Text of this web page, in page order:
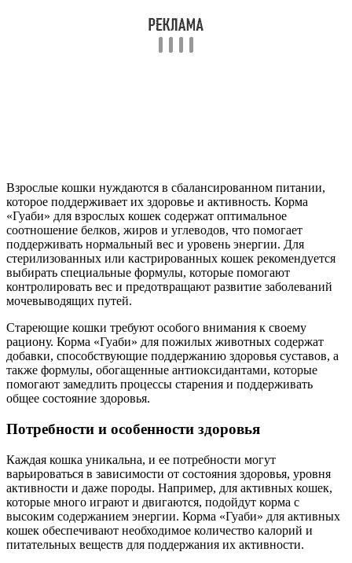
Взрослые кошки нуждаются в сбалансированном питании,
которое поддерживает их здоровье и активность. Корма
«Гуаби» для взрослых кошек содержат оптимальное
соотношение белков, жиров и углеводов, что помогает
поддерживать нормальный вес и уровень энергии. Для
стерилизованных или кастрированных кошек рекомендуется
выбирать специальные формулы, которые помогают
контролировать вес и предотвращают развитие заболеваний
мочевыводящих путей.
Стареющие кошки требуют особого внимания к своему
рациону. Корма «Гуаби» для пожилых животных содержат
добавки, способствующие поддержанию здоровья суставов, а
также формулы, обогащенные антиоксидантами, которые
помогают замедлить процессы старения и поддерживать
общее состояние здоровья.
Потребности и особенности здоровья
Каждая кошка уникальна, и ее потребности могут
варьироваться в зависимости от состояния здоровья, уровня
активности и даже породы. Например, для активных кошек,
которые много играют и двигаются, подойдут корма с
высоким содержанием энергии. Корма «Гуаби» для активных
кошек обеспечивают необходимое количество калорий и
питательных веществ для поддержания их активности.